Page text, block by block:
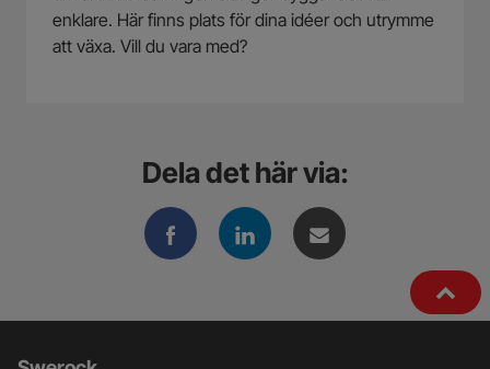
enklare. Här finns plats för dina idéer och utrymme
att växa. Vill du vara med?
Dela det här via: